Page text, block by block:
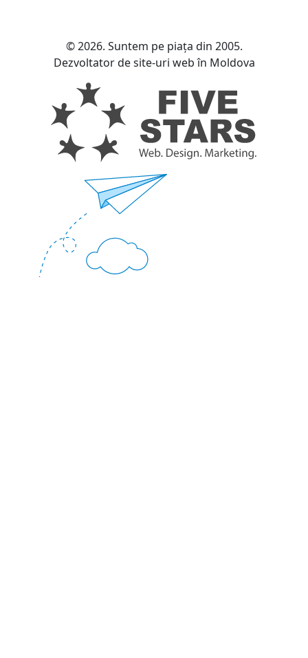
© 2026. Suntem pe piața din 2005.
Dezvoltator de site-uri web în Moldova